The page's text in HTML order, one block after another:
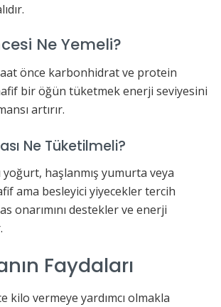
Ne Yemeli?
önce karbonhidrat ve protein
bir öğün tüketmek enerji seviyesini
artırır.
Ne Tüketilmeli?
yoğurt, haşlanmış yumurta veya
ama besleyici yiyecekler tercih
onarımını destekler ve enerji
Faydaları
kilo vermeye yardımcı olmakla